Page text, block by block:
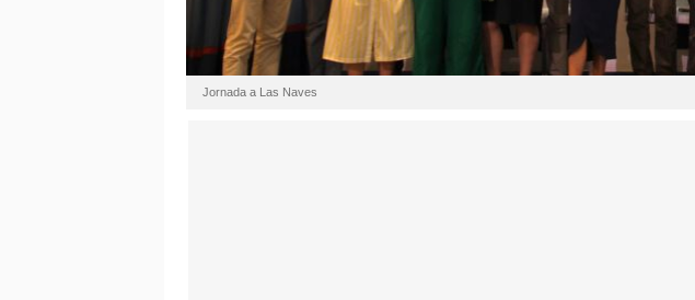
Jornada a Las Naves